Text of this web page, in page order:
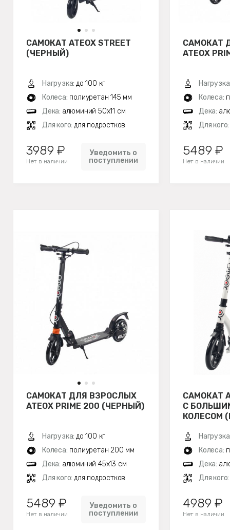
САМОКАТ ATEOX STREET
(ЧЕРНЫЙ)
Нагрузка: до 100 кг
Колеса: полиуретан 145 мм
Дека: алюминий 50х11 см
Для кого: для подростков
3989 ₽
Нет в наличии
Уведомить о
поступлении
САМОКАТ
ATEOX
Колеса:
Дека:
Для кого:
5489 ₽
Нет в наличии
САМОКАТ ДЛЯ ВЗРОСЛЫХ
ATEOX PRIME 200 (ЧЕРНЫЙ)
Нагрузка: до 100 кг
Колеса: полиуретан 200 мм
Дека: алюминий 45х13 см
Для кого: для подростков
5489 ₽
Нет в наличии
Уведомить о
поступлении
САМОКАТ
С
КОЛЕСОМ
Колеса:
Дека:
Для кого:
4989 ₽
Нет в наличии